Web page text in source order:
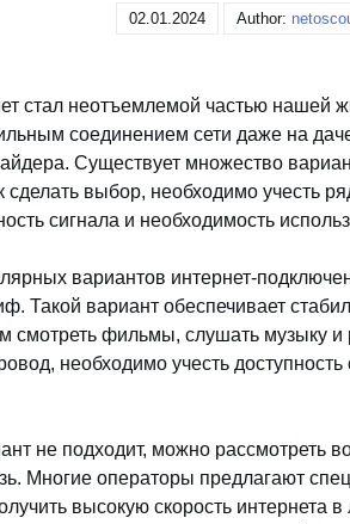
02.01.2024 Author:
стал неотъемлемой частью нашей
соединением сети даже на
Существует множество
сделать выбор, необходимо учесть
сигнала и необходимость
вариантов интернет-
Такой вариант обеспечивает
смотреть фильмы, слушать музыку и
необходимо учесть
не подходит, можно рассмотреть
Многие операторы предлагают
высокую скорость интернета